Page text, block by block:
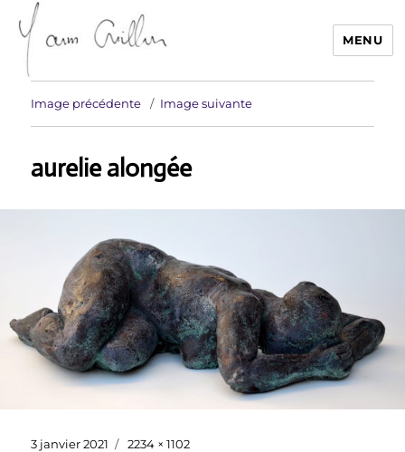
Yann Guillon Sculpteur
MENU
Image précédente Image suivante
aurelie alongée
Publié
3 janvier 2021
Taille
2234 × 1102